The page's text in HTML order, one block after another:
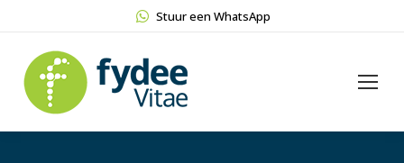
Stuur een WhatsApp